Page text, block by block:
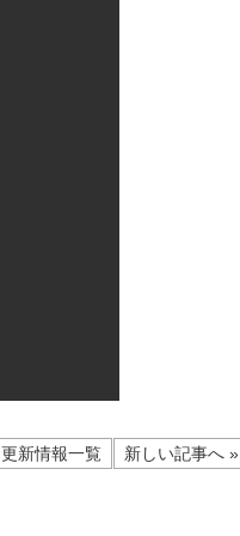
更新情報一覧 新しい記事へ »